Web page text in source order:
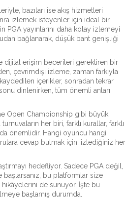
bazıları ise akış hizmetleri
izlemek isteyenler için ideal bir
PGA yayınlarını daha kolay izlemeyi
bağlanarak, düşük bant genişliği
dijital erişim becerileri gerektiren bir
çevrimdışı izleme zaman farkıyla
içerikler, sonradan tekrar
dinlenirken, tüm önemli anları
Open Championship gibi büyük
her biri, farklı kurallar, farklı
önemlidir. Hangi oyuncu hangi
cevap bulmak için, izlediğiniz her
hedefliyor. Sadece PGA değil,
bu platformlar size
de sunuyor. İşte bu
başlamış durumda.